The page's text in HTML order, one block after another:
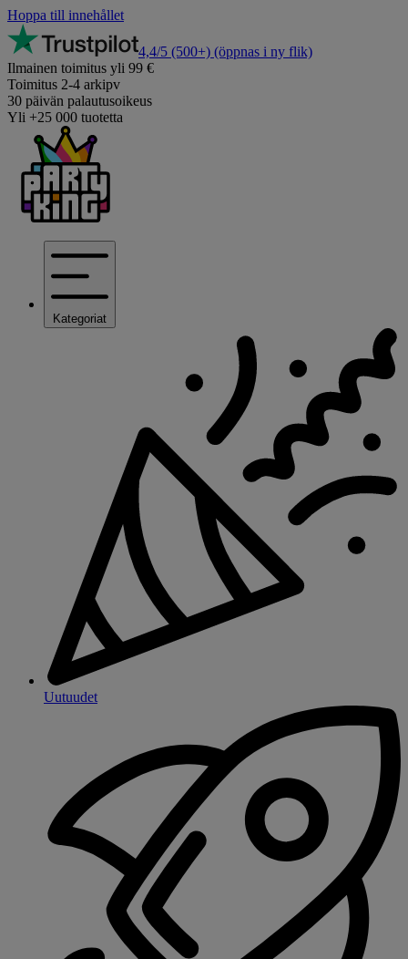
Hoppa till innehållet
4,4/5 (500+) (öppnas i ny flik)
Ilmainen toimitus yli 99 €
Toimitus 2-4 arkipv
30 päivän palautusoikeus
Yli +25 000 tuotetta
Kategoriat
Uutuudet